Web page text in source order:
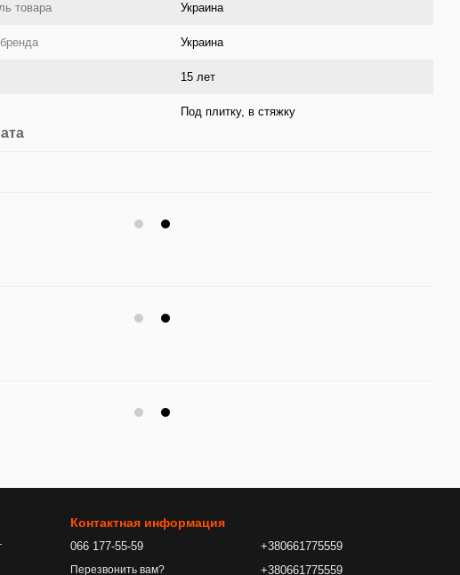
товара Украина
Украина
15 лет
Под плитку, в стяжку
Контактная информация
066 177-55-59
Перезвонить вам?
+380661775559
+380661775559